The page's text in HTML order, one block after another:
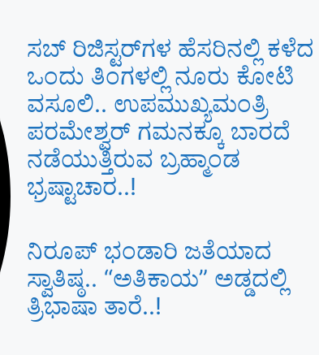
ಸಬ್ ರಿಜಿಸ್ಟರ್​ಗಳ ಹೆಸರಿನಲ್ಲಿ ಕಳೆದ
ಒಂದು ತಿಂಗಳಲ್ಲಿ ನೂರು ಕೋಟಿ
ವಸೂಲಿ.. ಉಪಮುಖ್ಯಮಂತ್ರಿ
ಪರಮೇಶ್ವರ್​ ಗಮನಕ್ಕೂ ಬಾರದೆ
ನಡೆಯುತ್ತಿರುವ ಬ್ರಹ್ಮಾಂಡ
ಭ್ರಷ್ಟಾಚಾರ..!
ನಿರೂಪ್ ಭಂಡಾರಿ ಜತೆಯಾದ
ಸ್ವಾತಿಷ್ಠ.. “ಅತಿಕಾಯ” ಅಡ್ಡದಲ್ಲಿ
ತ್ರಿಭಾಷಾ ತಾರೆ..!